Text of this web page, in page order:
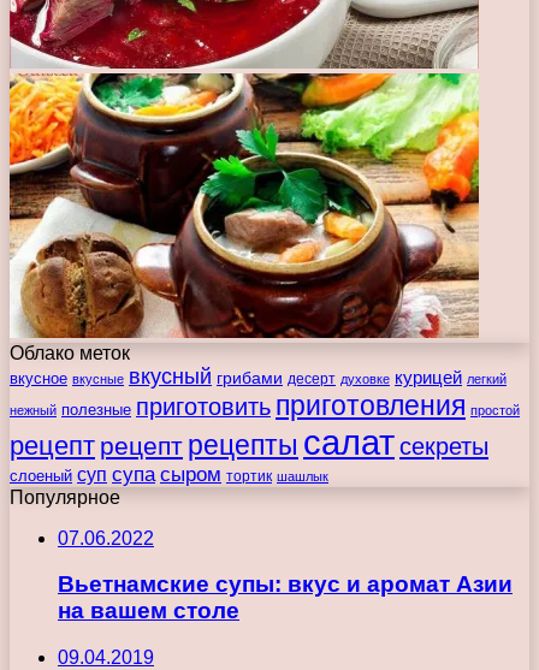
Облако меток
вкусное вкусные вкусный грибами десерт духовке курицей легкий
нежный полезные приготовить приготовления простой
рецепт рецепт рецепты салатсекреты
слоеный суп супа сыром тортик шашлык
Популярное
07.06.2022
Вьетнамские супы: вкус и аромат Азии
на вашем столе
09.04.2019